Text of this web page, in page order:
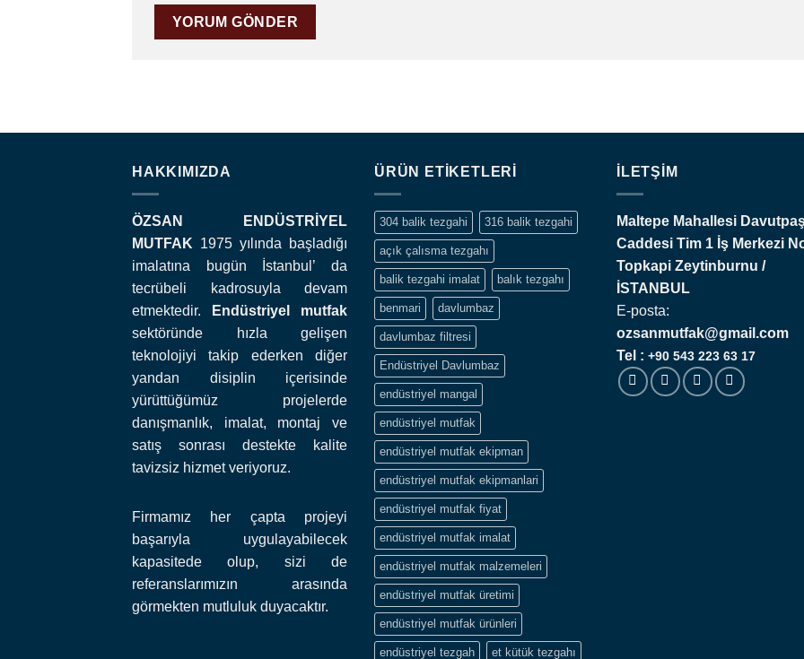
HAKKIMIZDA
ÖZSAN ENDÜSTRİYEL
MUTFAK 1975 yılında başladığı
imalatına bugün İstanbul’ da
tecrübeli kadrosuyla devam
etmektedir.
Endüstriyel mutfak
sektöründe hızla gelişen
teknolojiyi takip ederken diğer
yandan disiplin içerisinde
yürüttüğümüz projelerde
danışmanlık, imalat, montaj ve
satış sonrası destekte kalite
tavizsiz hizmet veriyoruz.
Firmamız her çapta projeyi
başarıyla uygulayabilecek
kapasitede olup, sizi de
referanslarımızın arasında
görmekten mutluluk duyacaktır.
ÜRÜN ETIKETLERI
304 balik tezgahi 316 balik tezgahi
açık çalısma tezgahı
balik tezgahi imalat balık tezgahı
benmari davlumbaz
davlumbaz filtresi
Endüstriyel Davlumbaz
endüstriyel mangal
endüstriyel mutfak
endüstriyel mutfak ekipman
endüstriyel mutfak ekipmanlari
endüstriyel mutfak fiyat
endüstriyel mutfak imalat
endüstriyel mutfak malzemeleri
endüstriyel mutfak üretimi
endüstriyel mutfak ürünleri
endüstriyel tezgah et kütük tezgahı
İLETŞIM
Maltepe Mahallesi
Caddesi Tim 1 İş Merkezi
Topkapi Zeytinburnu /
İSTANBUL
E-posta:
ozsanmutfak@gmail.com
Tel : +90 543 223 63 17